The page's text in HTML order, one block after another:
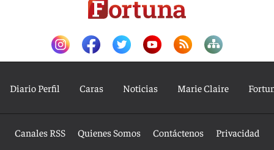
Diario Perfil Caras Noticias Marie Claire
Canales RSS Quienes Somos Contáctenos
Privacidad